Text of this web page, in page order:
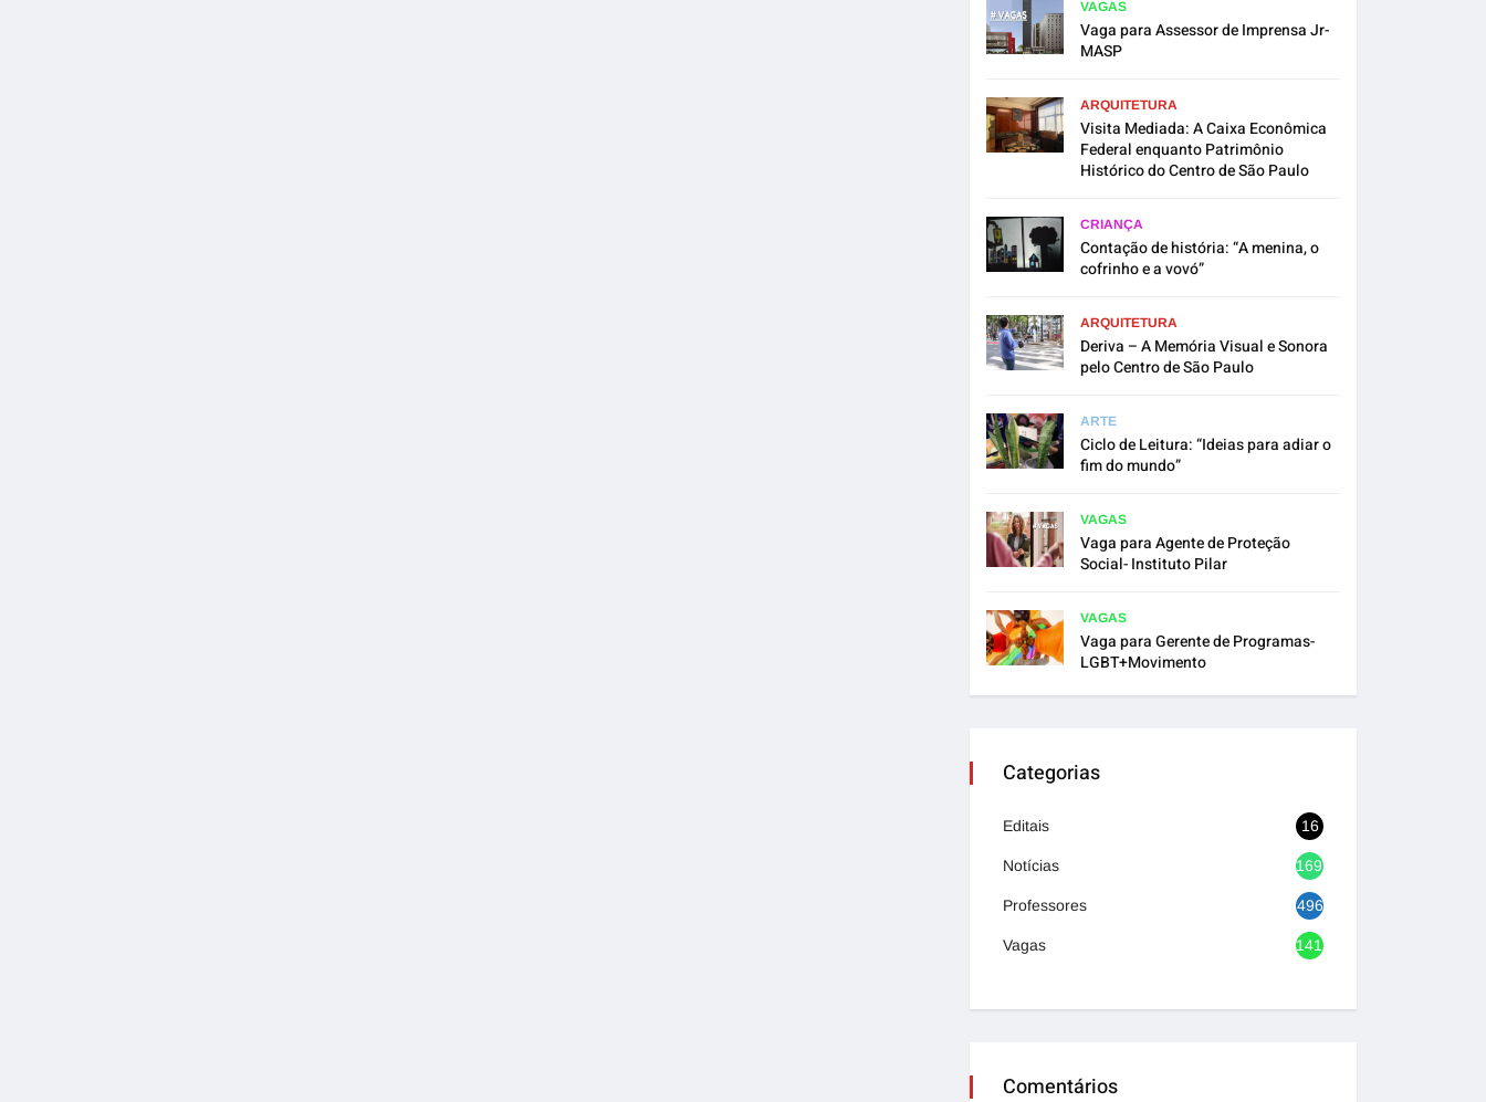
VAGAS
Vaga para Assessor de Imprensa Jr-
MASP
ARQUITETURA
Visita Mediada: A Caixa Econômica
Federal enquanto Patrimônio
Histórico do Centro de São Paulo
CRIANÇA
Contação de história: “A menina, o
cofrinho e a vovó”
ARQUITETURA
Deriva – A Memória Visual e Sonora
pelo Centro de São Paulo
ARTE
Ciclo de Leitura: “Ideias para adiar o
fim do mundo”
VAGAS
Vaga para Agente de Proteção
Social- Instituto Pilar
VAGAS
Vaga para Gerente de Programas-
LGBT+Movimento
Categorias
Editais 16
Notícias 1692
Professores 496
Vagas 1417
Comentários